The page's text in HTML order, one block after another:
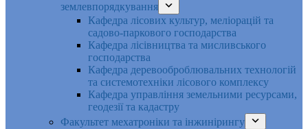
землевпорядкування
Кафедра лісових культур, меліорацій та
садово-паркового господарства
Кафедра лісівництва та мисливського
господарства
Кафедра деревооброблювальних технологій
та системотехніки лісового комплексу
Кафедра управління земельними ресурсами,
геодезії та кадастру
Факультет мехатроніки та інжинірингу